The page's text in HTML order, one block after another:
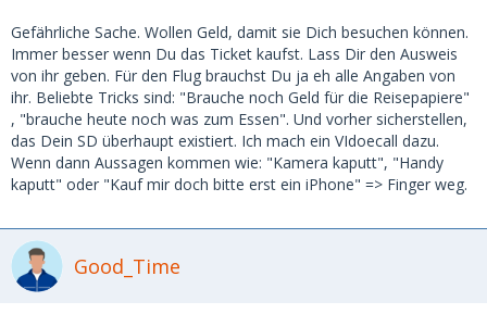
Gefährliche Sache. Wollen Geld, damit sie Dich besuchen können.
Immer besser wenn Du das Ticket kaufst. Lass Dir den Ausweis
von ihr geben. Für den Flug brauchst Du ja eh alle Angaben von
ihr. Beliebte Tricks sind: "Brauche noch Geld für die Reisepapiere"
, "brauche heute noch was zum Essen". Und vorher sicherstellen,
das Dein SD überhaupt existiert. Ich mach ein VIdoecall dazu.
Wenn dann Aussagen kommen wie: "Kamera kaputt", "Handy
kaputt" oder "Kauf mir doch bitte erst ein iPhone" => Finger weg.
Good_Time